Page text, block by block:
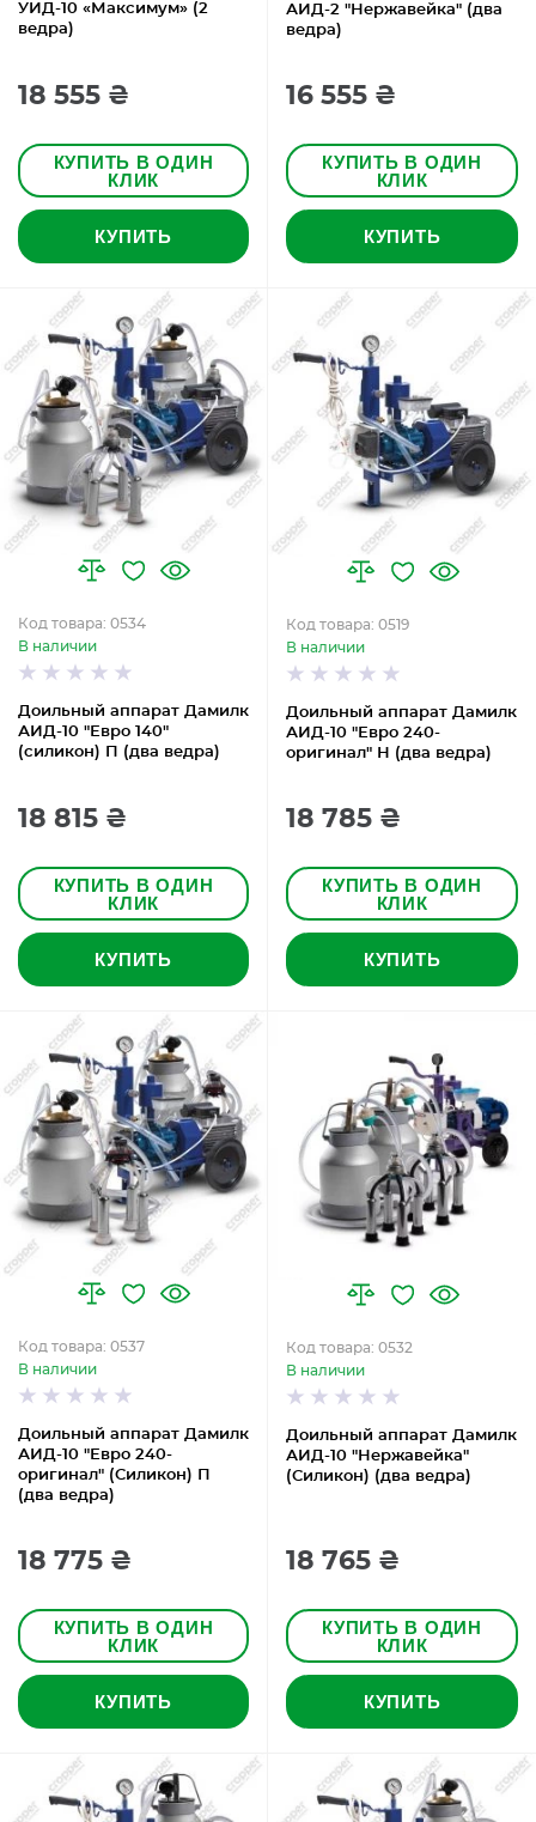
УИД-10 «Максимум» (2
ведра)
18 555 ₴
КУПИТЬ В ОДИН
КЛИК
КУПИТЬ
АИД-2 "Нержавейка" (два
ведра)
16 555 ₴
КУПИТЬ В ОДИН
КЛИК
КУПИТЬ
Доильный аппарат Дамилк
АИД-10 "Евро 140"
(силикон) П (два ведра)
Код товара: 0534
В наличии
18 815 ₴
КУПИТЬ В ОДИН
КЛИК
КУПИТЬ
Доильный аппарат Дамилк
АИД-10 "Евро 240-
оригинал" Н (два ведра)
Код товара: 0519
В наличии
18 785 ₴
КУПИТЬ В ОДИН
КЛИК
КУПИТЬ
Доильный аппарат Дамилк
АИД-10 "Евро 240-
оригинал" (Cиликон) П
(два ведра)
Код товара: 0537
В наличии
18 775 ₴
КУПИТЬ В ОДИН
КЛИК
КУПИТЬ
Доильный аппарат Дамилк
АИД-10 "Нержавейка"
(Силикон) (два ведра)
Код товара: 0532
В наличии
18 765 ₴
КУПИТЬ В ОДИН
КЛИК
КУПИТЬ